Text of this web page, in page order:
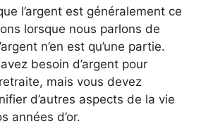
l’argent est généralement ce
lorsque nous parlons de
n’en est qu’une partie.
besoin d’argent pour
mais vous devez
d’autres aspects de la vie
années d’or.